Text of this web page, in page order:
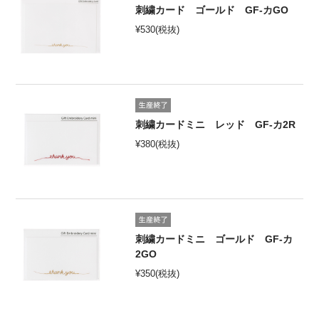
刺繍カード ゴールド GF-カGO
¥530(税抜)
刺繍カードミニ レッド GF-カ2R
¥380(税抜)
刺繍カードミニ ゴールド GF-カ
2GO
¥350(税抜)